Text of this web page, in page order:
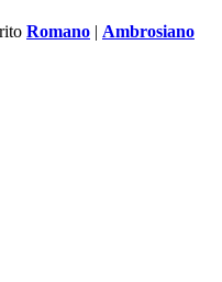
Romano | Ambrosiano